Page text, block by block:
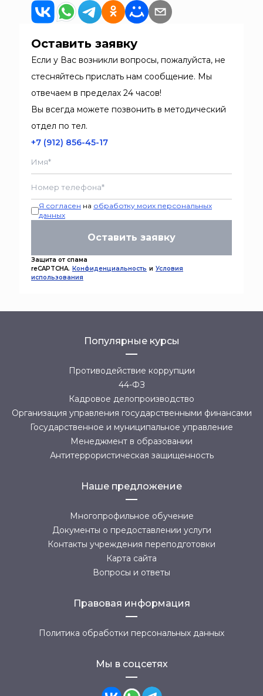
Оставить заявку
Если у Вас возникли вопросы, пожалуйста, не
стесняйтесь прислать нам сообщение. Мы
отвечаем в пределах 24 часов!
Вы всегда можете позвонить в методический
отдел по тел.
+7 (912) 856-45-17
Я согласен на обработку моих персональных
данных
Оставить заявку
Защита от спама
reCAPTCHA. Конфиденциальность и Условия
использования
Популярные курсы
Противодействие коррупции
44-ФЗ
Кадровое делопроизводство
Организация управления государственными финансами
Государственное и муниципальное управление
Менеджмент в образовании
Антитеррористическая защищенность
Наше предложение
Многопрофильное обучение
Документы о предоставлении услуги
Контакты учреждения переподготовки
Карта сайта
Вопросы и ответы
Правовая информация
Политика обработки персональных данных
Мы в соцсетях